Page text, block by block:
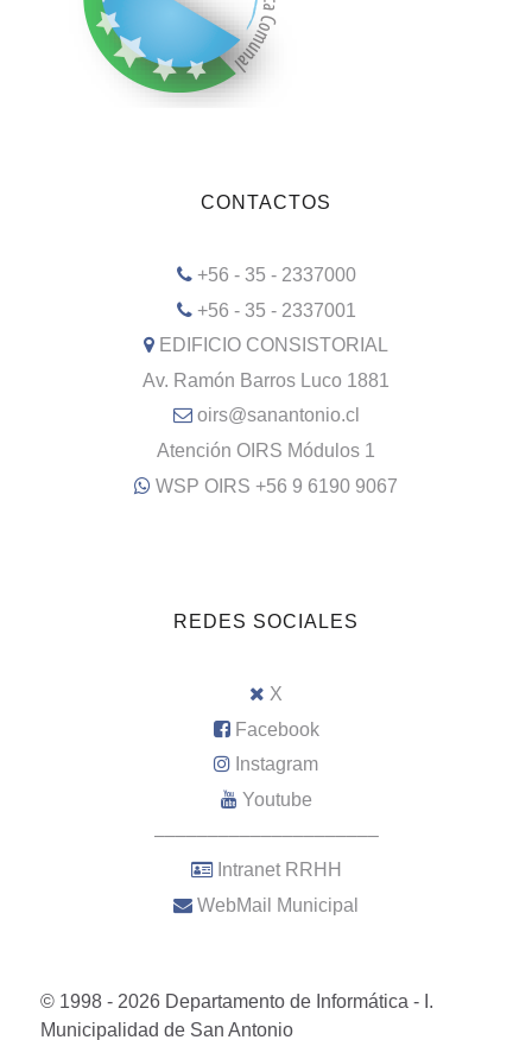
CONTACTOS
+56 - 35 - 2337000
+56 - 35 - 2337001
EDIFICIO CONSISTORIAL
Av. Ramón Barros Luco 1881
oirs@sanantonio.cl
Atención OIRS Módulos 1
WSP OIRS +56 9 6190 9067
REDES SOCIALES
X
Facebook
Instagram
Youtube
–––––––––––––––––––––
Intranet RRHH
WebMail Municipal
© 1998 - 2026 Departamento de Informática - I.
Municipalidad de San Antonio